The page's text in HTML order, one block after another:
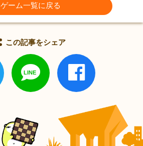
ゲーム一覧に戻る
この記事をシェア